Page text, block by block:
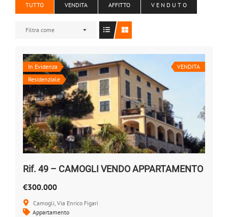
TUTTO VENDITA AFFITTO V E N D U T O
Filtra come
In Evidenza
Residenziale
VENDITA
Rif. 49 – CAMOGLI VENDO APPARTAMENTO
€300.000
Camogli, Via Enrico Figari
Appartamento